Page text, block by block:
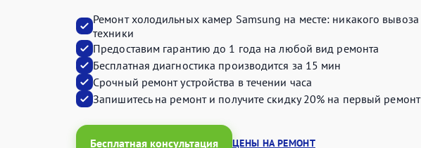
Ремонт холодильных камер Samsung на месте: никакого вывоза
техники
Предоставим гарантию до 1 года на любой вид ремонта
Бесплатная диагностика производится за 15 мин
Срочный ремонт устройства в течении часа
Запишитесь на ремонт и получитескидку 20% на первый ремонт
Бесплатная консультация ЦЕНЫ НА РЕМОНТ